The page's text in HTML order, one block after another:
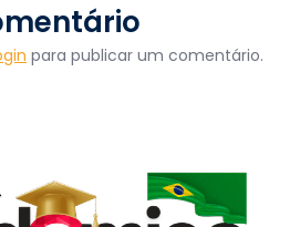
para publicar um comentário.